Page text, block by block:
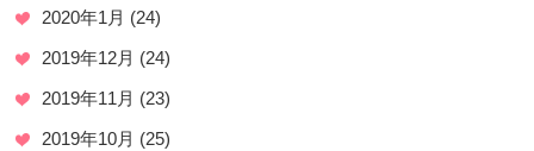
2020年1月 (24)
2019年12月 (24)
2019年11月 (23)
2019年10月 (25)